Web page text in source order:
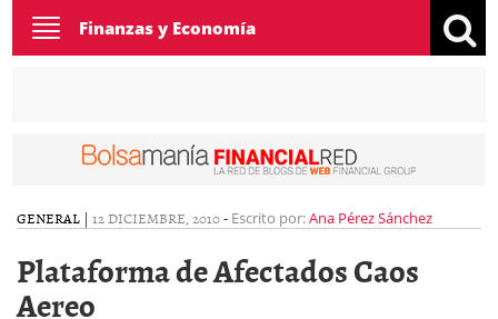
Toggle
navigation
Finanzas y Economía
GENERAL | 12 DICIEMBRE, 2010- Escrito por:Ana Pérez Sánchez
Plataforma de Afectados Caos
Aereo